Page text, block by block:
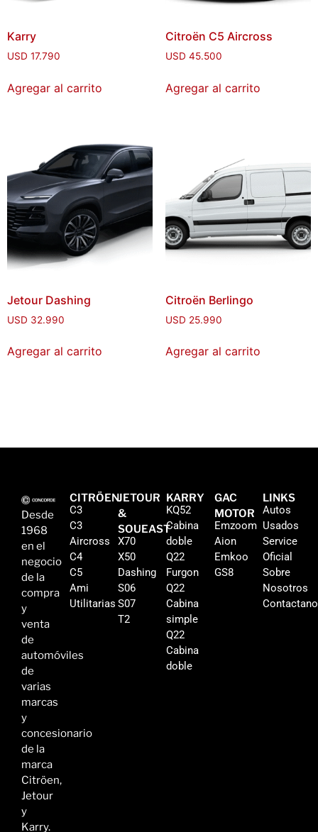
Karry
USD 17.790
Agregar al carrito
Citroën C5 Aircross
USD 45.500
Agregar al carrito
Jetour Dashing
USD 32.990
Agregar al carrito
Citroën Berlingo
USD 25.990
Agregar al carrito
Desde
1968
en el
negocio
de la
compra
y
venta
de
automóviles
de
varias
marcas
y
concesionario
de la
marca
Citröen,
Jetour
y
Karry.
CITRÖEN
C3
C3
Aircross
C4
C5
Ami
Utilitarias
JETOUR
&
SOUEAST
X70
X50
Dashing
S06
S07
T2
KARRY
KQ52
Cabina
doble
Q22
Furgon
Q22
Cabina
simple
Q22
Cabina
doble
GAC
MOTOR
Emzoom
Aion
Emkoo
GS8
LINKS
Autos
Usados
Service
Oficial
Sobre
Nosotros